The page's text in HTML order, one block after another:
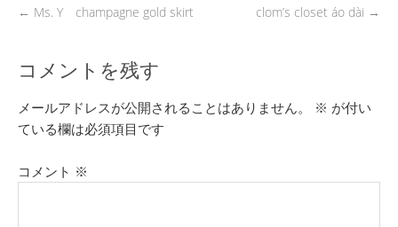
← Ms. Y champagne gold skirt clom’s closet áo dài →
コメントを残す
メールアドレスが公開されることはありません。 ※ が付い
ている欄は必須項目です
コメント ※